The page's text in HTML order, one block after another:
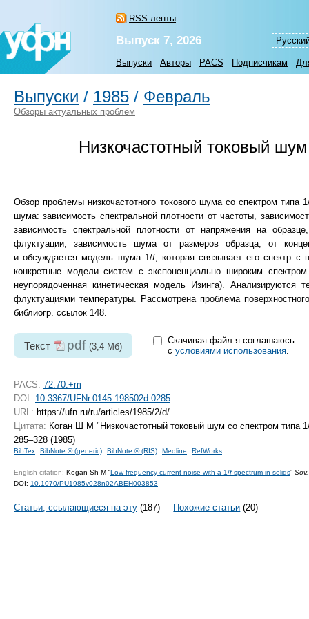
RSS-ленты
Выпуск 7, 2026
Выпуски Авторы PACS Подписчикам
Выпуски / 1985 / Февраль
Обзоры актуальных проблем
Низкочастотный токовый
Обзор проблемы низкочастотного токового шума со спектром типа
шума: зависимость спектральной плотности от частоты,
зависимость спектральной плотности от напряжения на
флуктуации, зависимость шума от размеров образца, от
и обсуждается модель шума 1/f, которая связывает его спектр
конкретные модели систем с экспоненциально широким
неупорядоченная кинетическая модель Изинга).
флуктуациями температуры. Рассмотрена проблема
библиогр. ссылок 148.
Текст pdf (3,4 Мб)
Скачивая файл я соглашаюсь
с условиями использования.
PACS: 72.70.+m
DOI: 10.3367/UFNr.0145.198502d.0285
URL: https://ufn.ru/ru/articles/1985/2/d/
Цитата: Коган Ш М "Низкочастотный токовый шум со спектром типа
285–328 (1985)
BibTex BibNote ® (generic) BibNote ® (RIS) Medline RefWorks
English citation: Kogan Sh M “Low-frequency current noise with a 1/fspectrum in solids”
DOI: 10.1070/PU1985v028n02ABEH003853
Статьи, ссылающиеся на эту (187) Похожие статьи (20)